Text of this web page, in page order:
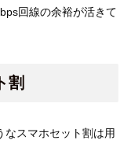
回線の余裕が活きて
割
なスマホセット割は用